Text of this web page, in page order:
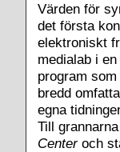
Värden för
det första
elektroniskt
medialab i
program
bredd
egna
Till
Centeroch